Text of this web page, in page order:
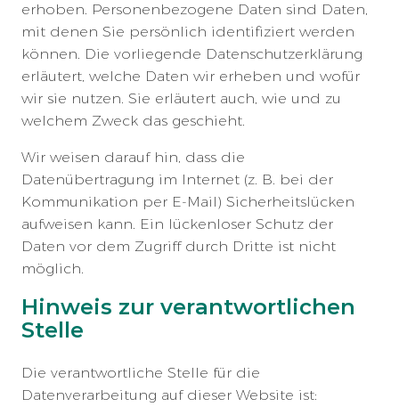
erhoben. Personenbezogene Daten sind Daten,
mit denen Sie persönlich identifiziert werden
können. Die vorliegende Datenschutzerklärung
erläutert, welche Daten wir erheben und wofür
wir sie nutzen. Sie erläutert auch, wie und zu
welchem Zweck das geschieht.
Wir weisen darauf hin, dass die
Datenübertragung im Internet (z. B. bei der
Kommunikation per E-Mail) Sicherheitslücken
aufweisen kann. Ein lückenloser Schutz der
Daten vor dem Zugriff durch Dritte ist nicht
möglich.
Hinweis zur verantwortlichen
Stelle
Die verantwortliche Stelle für die
Datenverarbeitung auf dieser Website ist: